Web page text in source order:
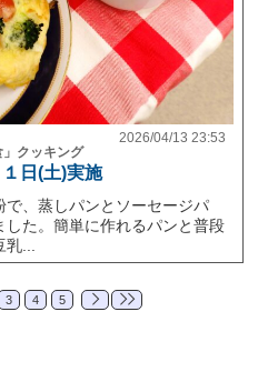
2026/04/13 23:53
」クッキング
日(土)実施
、蒸しパンとソーセージパ
た。簡単に作れるパンと普段
...
3 4 5